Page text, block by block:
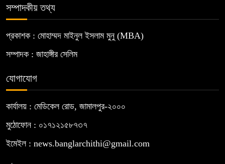
সম্পাদকীয় তথ্য
প্রকাশক : মোহাম্মদ মাইনুল ইসলাম মুনু (MBA)
সম্পাদক : জাহাঙ্গীর সেলিম
যোগাযোগ
কার্যালয় : মেডিকেল রোড, জামালপুর-২০০০
মুঠোফোন : ০১৭১২১৫৮৭৩৭
ইমেইল : news.banglarchithi@gmail.com